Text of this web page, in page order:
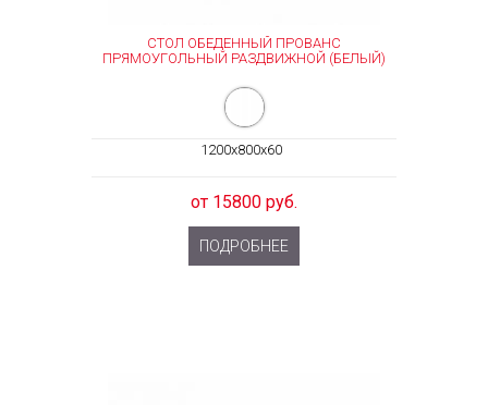
СТОЛ ОБЕДЕННЫЙ ПРОВАНС
ПРЯМОУГОЛЬНЫЙ РАЗДВИЖНОЙ (БЕЛЫЙ)
1200x800x60
от 15800 руб.
ПОДРОБНЕЕ